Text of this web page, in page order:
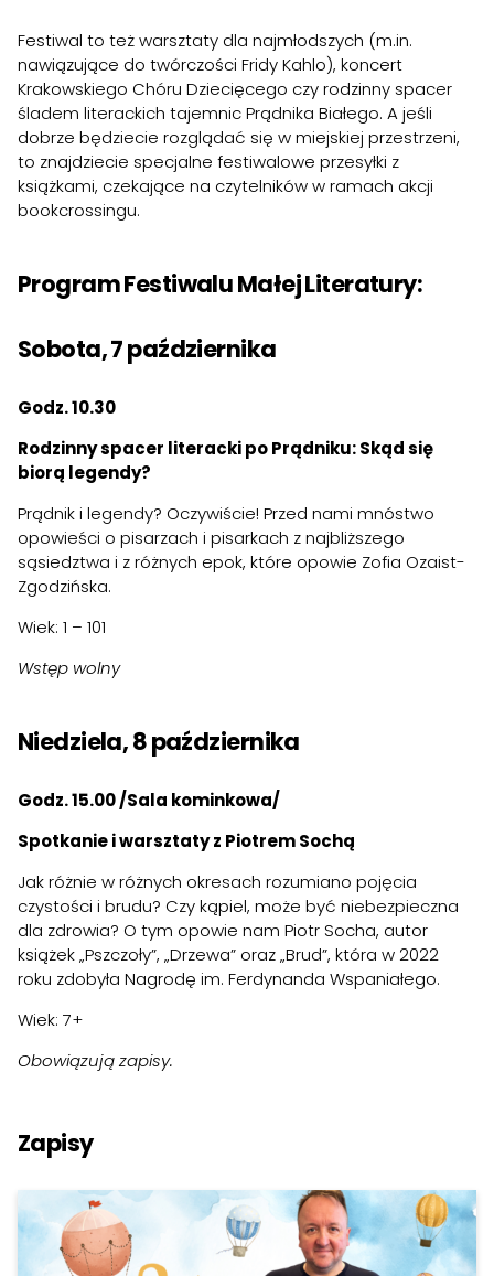
Festiwal to też warsztaty dla najmłodszych (m.in.
nawiązujące do twórczości Fridy Kahlo), koncert
Krakowskiego Chóru Dziecięcego czy rodzinny spacer
śladem literackich tajemnic Prądnika Białego. A jeśli
dobrze będziecie rozglądać się w miejskiej przestrzeni,
to znajdziecie specjalne festiwalowe przesyłki z
książkami, czekające na czytelników w ramach akcji
bookcrossingu.
Program Festiwalu Małej Literatury:
Sobota, 7 października
Godz. 10.30
Rodzinny spacer literacki po Prądniku: Skąd się
biorą legendy?
Prądnik i legendy? Oczywiście! Przed nami mnóstwo
opowieści o pisarzach i pisarkach z najbliższego
sąsiedztwa i z różnych epok, które opowie Zofia Ozaist-
Zgodzińska.
Wiek: 1 – 101
Wstęp wolny
Niedziela, 8 października
Godz. 15.00 /Sala kominkowa/
Spotkanie i warsztaty z Piotrem Sochą
Jak różnie w różnych okresach rozumiano pojęcia
czystości i brudu? Czy kąpiel, może być niebezpieczna
dla zdrowia? O tym opowie nam Piotr Socha, autor
książek „Pszczoły”, „Drzewa” oraz „Brud”, która w 2022
roku zdobyła Nagrodę im. Ferdynanda Wspaniałego.
Wiek: 7+
Obowiązują zapisy.
Zapisy